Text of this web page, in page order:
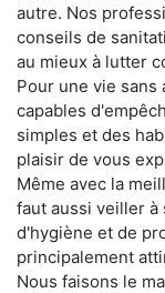
autre. Nos
conseils de
au mieux à lutter
Pour une vie sans
capables
simples et des
plaisir de vous
Même avec la
faut aussi veiller
d'hygiène et de
principalement
Nous faisons le